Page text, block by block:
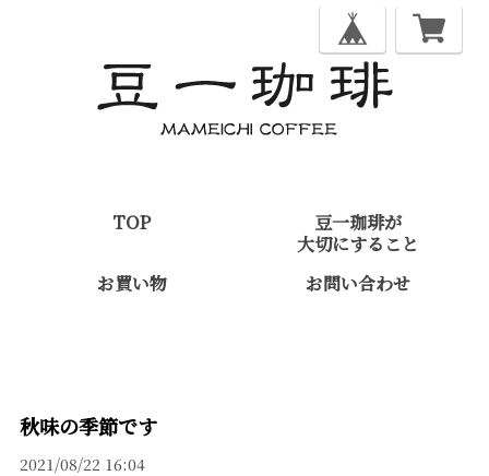
TOP
豆一珈琲が
大切にすること
お買い物
お問い合わせ
秋味の季節です
2021/08/22 16:04